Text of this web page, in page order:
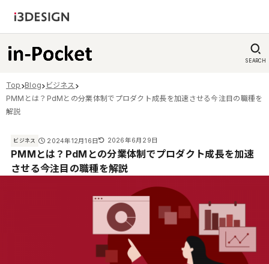
SEARCH
Top Blog
ビジネス
PMMとは？PdMとの分業体制でプロダクト成長を加速させる今注目の職種を
解説
ビジネス 2024年12月16日 2026年6月29日
PMMとは？PdMとの分業体制でプロダクト成長を加速
させる今注目の職種を解説